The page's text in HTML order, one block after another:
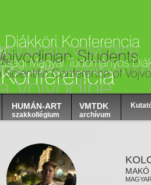
HUMÁN-ART
szakkollégium
VMTDK
archívum
MAKÓ